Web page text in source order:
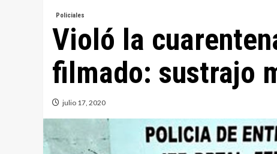
Policiales
Violó la
filmado: sustrajo
julio 17, 2020